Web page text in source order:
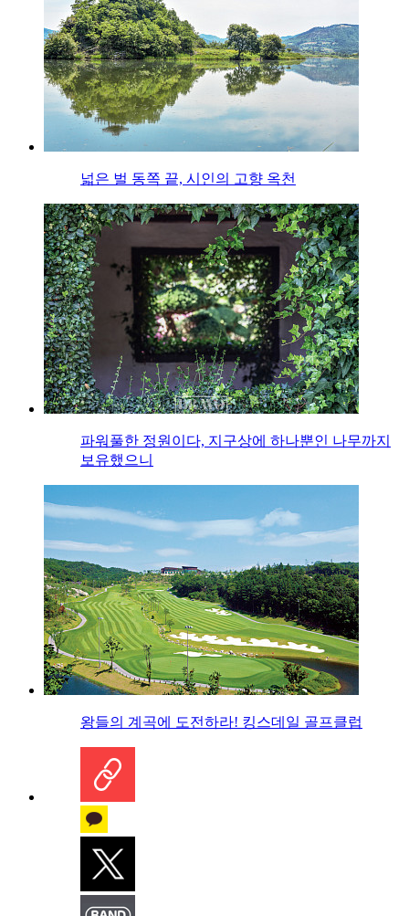
넓은 벌 동쪽 끝, 시인의 고향 옥천
파워풀한 정원이다, 지구상에 하나뿐인 나무까지
보유했으니
왕들의 계곡에 도전하라! 킹스데일 골프클럽